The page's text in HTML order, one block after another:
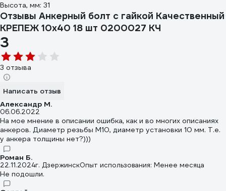
Высота, мм: 31
Отзывы Анкерный болт с гайкой Качественный
КРЕПЕЖ 10х40 18 шт 0200027 КЧ
3
3 отзыва
Написать отзыв
Александр М.
06.06.2022
На мое мнение в описании ошибка, как и во многих описаниях
анкеров. Диаметр резьбы М10, диаметр установки 10 мм. Т.е.
у анкера толщины нет?)))
Роман Б.
22.11.2024г. ДзержинскОпыт использования: Менее месяца
Не подошли.